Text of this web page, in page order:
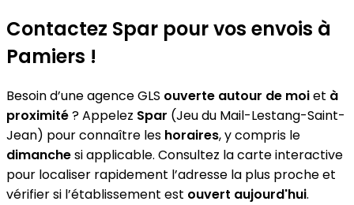
Contactez Spar pour vos envois à
Pamiers !
Besoin d’une agence GLS ouverte autour de moiet à
proximité? Appelez Spar (Jeu du Mail-Lestang-Saint-
Jean) pour connaître les horaires, y compris le
dimanchesi applicable. Consultez la carte interactive
pour localiser rapidement l’adresse la plus proche et
vérifier si l’établissement est ouvert aujourd'hui.